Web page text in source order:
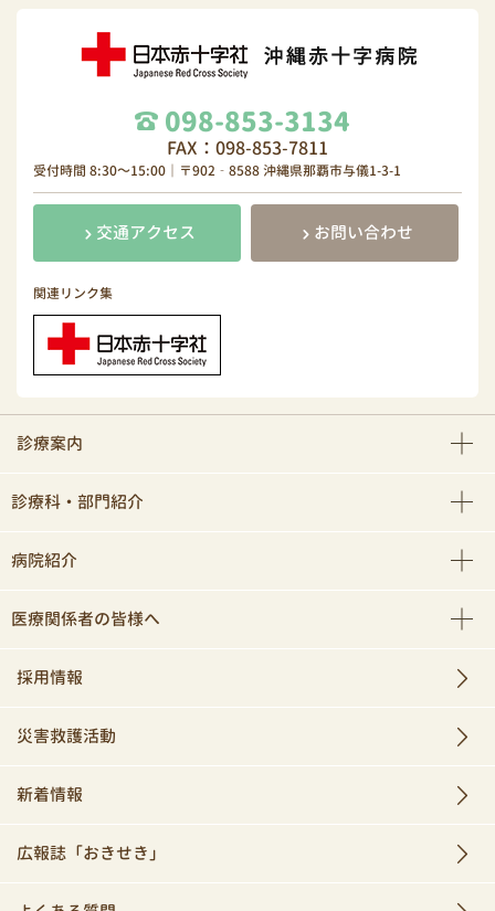
098-853-3134
FAX：098-853-7811
受付時間 8:30～15:00｜〒902‐8588 沖縄県那覇市与儀1-3-1
交通アクセス お問い合わせ
関連リンク集
診療案内
診療科・部門紹介
病院紹介
医療関係者の皆様へ
採用情報
災害救護活動
新着情報
広報誌「おきせき」